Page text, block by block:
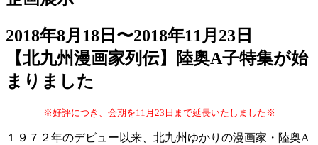
2018年8月18日〜2018年11月23日
【北九州漫画家列伝】陸奥A子特集が始
まりました
※好評につき、会期を11月23日まで延長いたしました※
１９７２年のデビュー以来、北九州ゆかりの漫画家・陸奥A